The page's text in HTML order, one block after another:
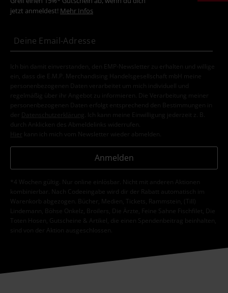
jetzt anmeldest! Mehr Infos
Ich bin damit einverstanden, den EMP-Newsletter zu erhalten und willige
ein, dass die E.M.P. Merchandising Handelsgesellschaft mbH meine
personenbezogenen Daten verarbeitet um mich individuell und
regelmäßig über ihr Angebot zu informieren. Die Verarbeitung meiner
personenbezogenen Daten erfolgt entsprechend den Bestimmungen in
der
Datenschutzerklärung
. Ich kann meine Einwilligung jederzeit z. B.
durch Anklicken des Abmeldelinks widerrufen.
Hier kann ich mich vom Newsletter wieder abmelden.
Anmelden
*4 Wochen gültig. Nur online einlösbar. Nicht mit anderen Aktionen
kombinierbar. Nach Codeeingabe wird dir der Rabatt automatisch im
Warenkorb abgezogen. Bücher, Medien, Tickets, Rammstein, (Till)
Lindemann, Böhse Onkelz, Broilers, Die Ärzte, Feine Sahne Fischfilet, Die
Toten Hosen, Gutscheine & Artikel, die einen Spendenbeitrag beinhalten,
sind von der Aktion ausgeschlossen.